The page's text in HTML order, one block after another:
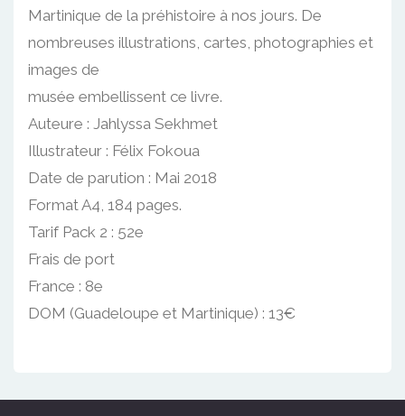
Martinique de la préhistoire à nos jours. De
nombreuses illustrations, cartes, photographies et
images de
musée embellissent ce livre.
Auteure : Jahlyssa Sekhmet
Illustrateur : Félix Fokoua
Date de parution : Mai 2018
Format A4, 184 pages.
Tarif Pack 2 : 52e
Frais de port
France : 8e
DOM (Guadeloupe et Martinique) : 13€